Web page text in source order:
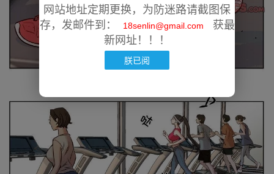
网站地址定期更换，为防迷路请截图保
存，发邮件到：
18senlin@gmail.com
获最
新网址！！！
朕已阅